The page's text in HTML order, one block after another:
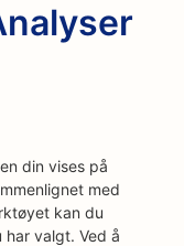
din vises på
med
kan du
har valgt. Ved å